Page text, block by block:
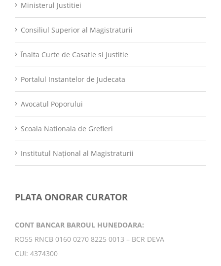
Ministerul Justitiei
Consiliul Superior al Magistraturii
Înalta Curte de Casatie si Justitie
Portalul Instantelor de Judecata
Avocatul Poporului
Scoala Nationala de Grefieri
Institutul Național al Magistraturii
PLATA ONORAR CURATOR
CONT BANCAR BAROUL HUNEDOARA:
RO55 RNCB 0160 0270 8225 0013 – BCR DEVA
CUI: 4374300